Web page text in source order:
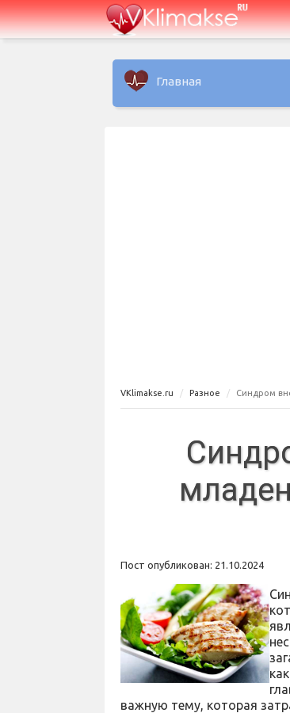
Главная
VKlimakse.ru Разное Синдром
Пост опубликован: 21.10.2024
важную тему, которая